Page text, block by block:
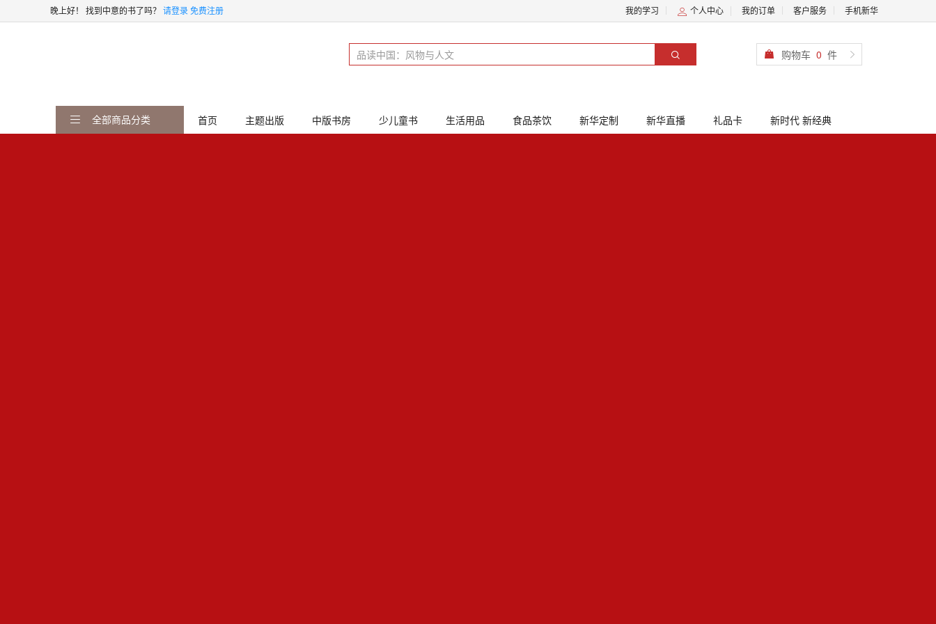
晚上好！ 找到中意的书了吗？ 请登录免费注册 我的学习 个人中心 我的订单 客户服务 手机新华
购物车 0 件
全部商品分类 首页 主题出版 中版书房 少儿童书 生活用品 食品茶饮 新华定制 新华直播 礼品卡 新时代 新经典